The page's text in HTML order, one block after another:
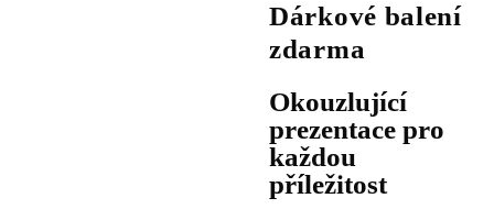
Dárkové balení
zdarma
Okouzlující
prezentace pro
každou
příležitost